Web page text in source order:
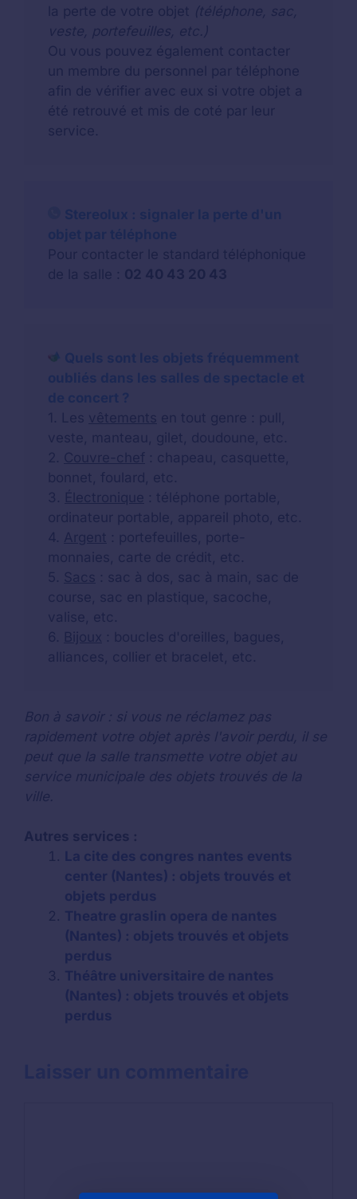
la perte de votre objet (téléphone, sac,
veste, portefeuilles, etc.)
Ou vous pouvez également contacter
un membre du personnel par téléphone
afin de vérifier avec eux si votre objet a
été retrouvé et mis de coté par leur
service.
Quels sont les objets fréquemment
oubliés dans les salles de spectacle et
de concert ?
1. Les vêtements en tout genre : pull,
veste, manteau, gilet, doudoune, etc.
2. Couvre-chef : chapeau, casquette,
bonnet, foulard, etc.
3. Électronique : téléphone portable,
ordinateur portable, appareil photo, etc.
4. Argent : portefeuilles, porte-
monnaies, carte de crédit, etc.
5. Sacs : sac à dos, sac à main, sac de
course, sac en plastique, sacoche,
valise, etc.
6. Bijoux : boucles d'oreilles, bagues,
alliances, collier et bracelet, etc.
Bon à savoir : si vous ne réclamez pas
rapidement votre objet après l'avoir perdu, il se
peut que la salle transmette votre objet au
service municipale des objets trouvés de la
ville.
Autres services :
La cite des congres nantes events
center (Nantes) : objets trouvés et
objets perdus
Theatre graslin opera de nantes
(Nantes) : objets trouvés et objets
perdus
Théâtre universitaire de nantes
(Nantes) : objets trouvés et objets
perdus